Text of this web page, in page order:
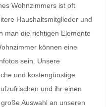
Wohnzimmers ist oft
Haushaltsmitglieder und
man die richtigen Elemente
können eine
sein. Unsere
und kostengünstige
und ihr einen
Auswahl an unseren